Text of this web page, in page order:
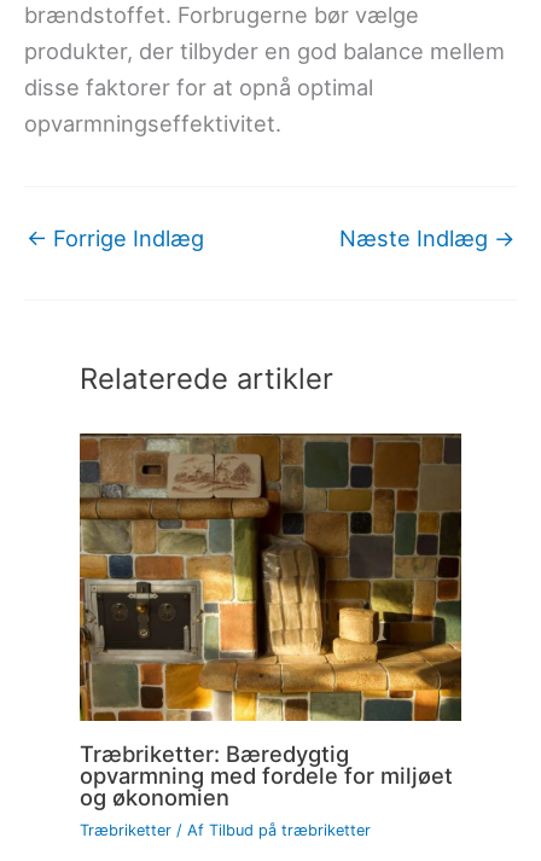
brændstoffet. Forbrugerne bør vælge
produkter, der tilbyder en god balance mellem
disse faktorer for at opnå optimal
opvarmningseffektivitet.
← Forrige Indlæg Næste Indlæg →
Relaterede artikler
Træbriketter: Bæredygtig
opvarmning med fordele for miljøet
og økonomien
Træbriketter/ Af Tilbud på træbriketter